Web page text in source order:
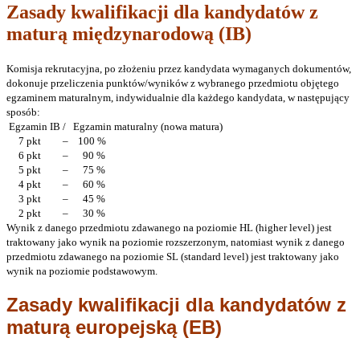
Zasady kwalifikacji dla kandydatów z
maturą międzynarodową (IB)
Komisja rekrutacyjna, po złożeniu przez kandydata wymaganych dokumentów,
dokonuje przeliczenia punktów/wyników z wybranego przedmiotu objętego
egzaminem maturalnym, indywidualnie dla każdego kandydata, w następujący
sposób:
Egzamin IB / Egzamin maturalny (nowa matura)
7 pkt – 100 %
6 pkt – 90 %
5 pkt – 75 %
4 pkt – 60 %
3 pkt – 45 %
2 pkt – 30 %
Wynik z danego przedmiotu zdawanego na poziomie HL (higher level) jest
traktowany jako wynik na poziomie rozszerzonym, natomiast wynik z danego
przedmiotu zdawanego na poziomie SL (standard level) jest traktowany jako
wynik na poziomie podstawowym.
Zasady kwalifikacji dla kandydatów z
maturą europejską (EB)